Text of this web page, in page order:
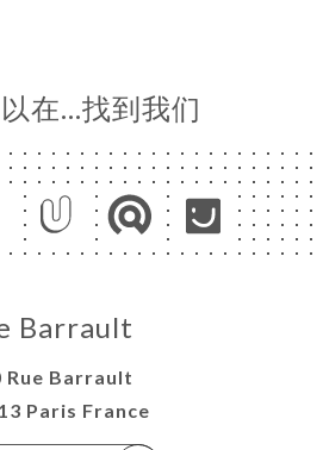
在…找到我们
Barrault
Rue Barrault
Paris France